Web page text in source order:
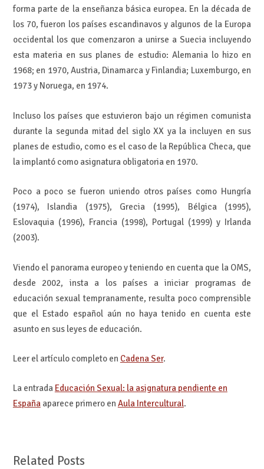
forma parte de la enseñanza básica europea. En la década de
los 70, fueron los países escandinavos y algunos de la Europa
occidental los que comenzaron a unirse a Suecia incluyendo
esta materia en sus planes de estudio: Alemania lo hizo en
1968; en 1970, Austria, Dinamarca y Finlandia; Luxemburgo, en
1973 y Noruega, en 1974.
Incluso los países que estuvieron bajo un régimen comunista
durante la segunda mitad del siglo XX ya la incluyen en sus
planes de estudio, como es el caso de la República Checa, que
la implantó como asignatura obligatoria en 1970.
Poco a poco se fueron uniendo otros países como Hungría
(1974), Islandia (1975), Grecia (1995), Bélgica (1995),
Eslovaquia (1996), Francia (1998), Portugal (1999) y Irlanda
(2003).
Viendo el panorama europeo y teniendo en cuenta que la OMS,
desde 2002, insta a los países a iniciar programas de
educación sexual tempranamente, resulta poco comprensible
que el Estado español aún no haya tenido en cuenta este
asunto en sus leyes de educación.
Leer el artículo completo en Cadena Ser.
La entrada Educación Sexual: la asignatura pendiente en
Españaaparece primero en Aula Intercultural.
Related Posts